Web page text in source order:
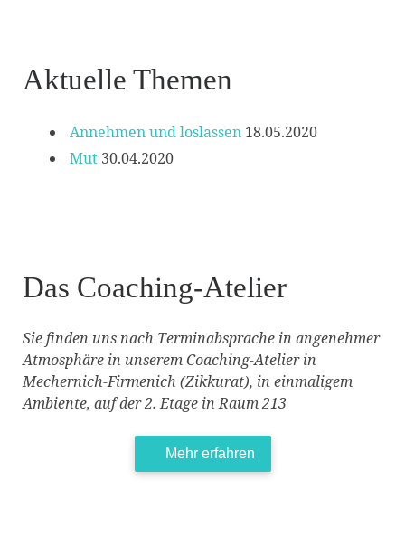
Aktuelle Themen
Annehmen und loslassen 18.05.2020
Mut 30.04.2020
Das Coaching-Atelier
Sie finden uns nach Terminabsprache in angenehmer
Atmosphäre in unserem Coaching-Atelier in
Mechernich-Firmenich (Zikkurat), in einmaligem
Ambiente, auf der 2. Etage in Raum 213
Mehr erfahren